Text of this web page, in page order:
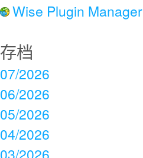
Wise Plugin Manager
存档
07/2026
06/2026
05/2026
04/2026